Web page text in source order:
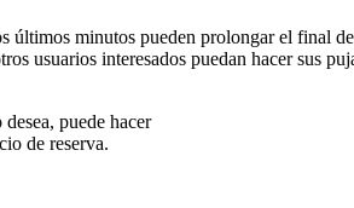
últimos minutos pueden prolongar el final
usuarios interesados puedan hacer sus
puede hacer
de reserva.